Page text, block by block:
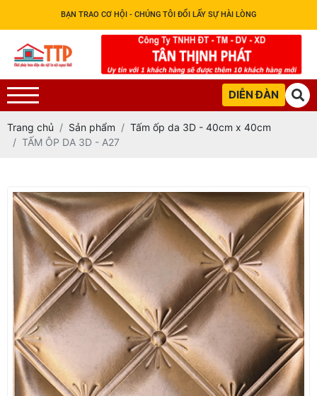
BẠN TRAO CƠ HỘI - CHÚNG TÔI ĐỔI LẤY SỰ HÀI LÒNG
DIỄN ĐÀN
Trang chủ Sản phẩm
Tấm ốp da 3D - 40cm x 40cm
TẤM ÔP DA 3D - A27